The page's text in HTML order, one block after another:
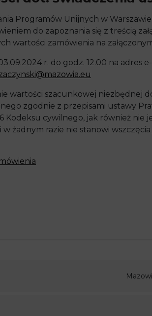
Programów Unijnych w
do zapoznania się z treścią
wartości zamówienia na
r. do godz. 12.00 na adres
wartości szacunkowej niezbędnej
zgodnie z przepisami ustawy
Kodeksu cywilnego, jak również nie
żadnym razie nie stanowi